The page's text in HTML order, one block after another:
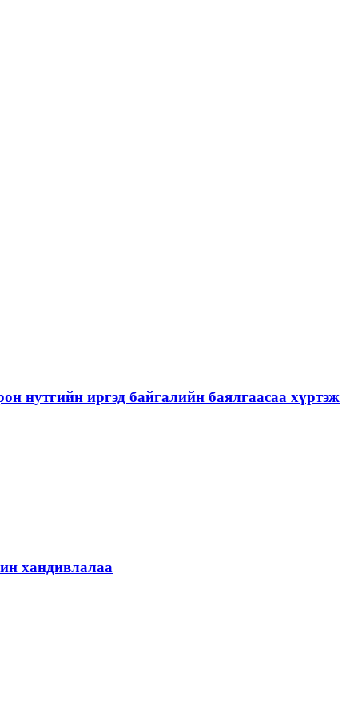
нутгийн иргэд байгалийн баялгаасаа хүртэж
хандивлалаа